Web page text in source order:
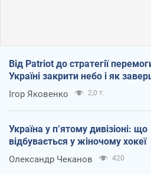
Від Patriot до стратегії
Україні закрити небо і як
Ігор Яковенко 2,0 т.
Україна у п’ятому дивізіоні: що
відбувається у жіночому хокеї
Олександр Чеканов 420